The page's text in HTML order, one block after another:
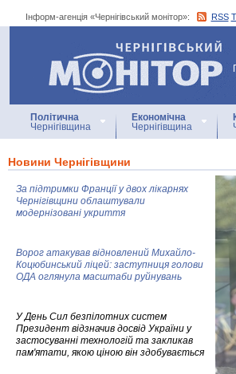
Інформ-агенція «Чернігівський монітор»: RSS
Інформ-агенція
«Чернігівський монітор»
Політична
Чернігівщина
Економічна
Чернігівщина
Новини Чернігівщини
За підтримки Франції у двох лікарнях
Чернігівщини облаштували
модернізовані укриття
Ворог атакував відновлений Михайло-
Коцюбинський ліцей: заступниця голови
ОДА оглянула масштаби руйнувань
У День Сил безпілотних систем
Президент відзначив досвід України у
застосуванні технологій та закликав
пам'ятати, якою ціною він здобувається